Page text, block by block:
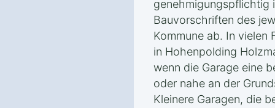
genehmigungspflichtig
Bauvorschriften des
Kommune ab. In vielen
in Hohenpolding
wenn die Garage eine
oder nahe an der
Kleinere Garagen, die